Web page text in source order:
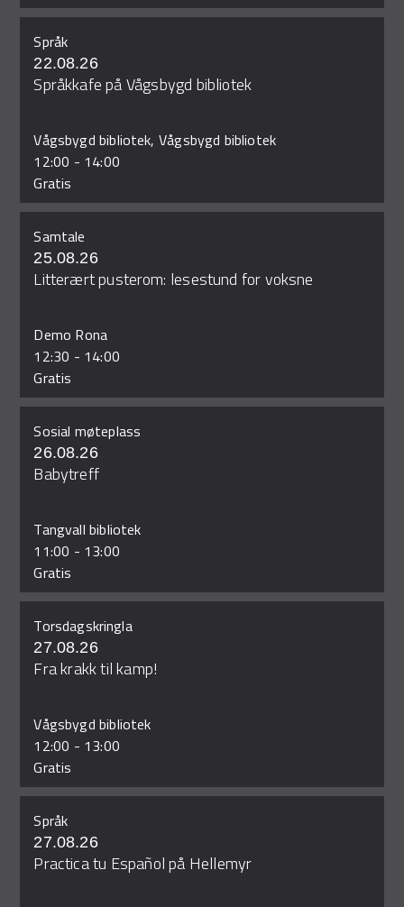
Språk
22.08.26
Språkkafe på Vågsbygd bibliotek
Vågsbygd bibliotek, Vågsbygd bibliotek
12:00 - 14:00
Gratis
Samtale
25.08.26
Litterært pusterom: lesestund for voksne
Demo Rona
12:30 - 14:00
Gratis
Sosial møteplass
26.08.26
Babytreff
Tangvall bibliotek
11:00 - 13:00
Gratis
Torsdagskringla
27.08.26
Fra krakk til kamp!
Vågsbygd bibliotek
12:00 - 13:00
Gratis
Språk
27.08.26
Practica tu Español på Hellemyr